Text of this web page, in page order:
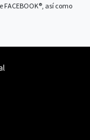
FACEBOOK®, así como